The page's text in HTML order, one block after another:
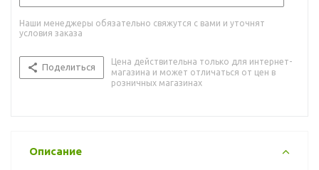
Наши менеджеры обязательно свяжутся с вами и уточнят
условия заказа
Поделиться
Цена действительна только для интернет-
магазина и может отличаться от цен в
розничных магазинах
Описание